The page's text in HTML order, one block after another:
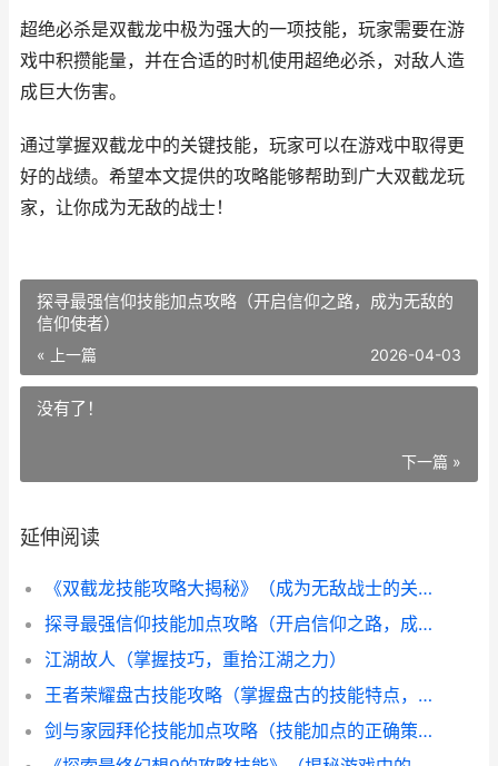
超绝必杀是双截龙中极为强大的一项技能，玩家需要在游
戏中积攒能量，并在合适的时机使用超绝必杀，对敌人造
成巨大伤害。
通过掌握双截龙中的关键技能，玩家可以在游戏中取得更
好的战绩。希望本文提供的攻略能够帮助到广大双截龙玩
家，让你成为无敌的战士！
探寻最强信仰技能加点攻略（开启信仰之路，成为无敌的
信仰使者）
« 上一篇 2026-04-03
没有了！
下一篇 »
延伸阅读
《双截龙技能攻略大揭秘》（成为无敌战士的关键技巧）
探寻最强信仰技能加点攻略（开启信仰之路，成为无敌的信仰使者）
江湖故人（掌握技巧，重拾江湖之力）
王者荣耀盘古技能攻略（掌握盘古的技能特点，成为王者荣耀中的无敌战神）
剑与家园拜伦技能加点攻略（技能加点的正确策略与关键要点）